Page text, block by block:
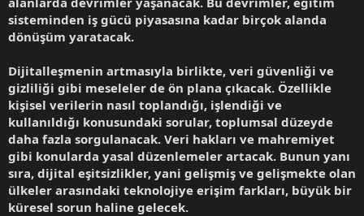
sisteminden iş gücü piyasasına kadar birçok alanda
dönüşüm yaratacak.
Dijitalleşmenin artmasıyla birlikte, veri güvenliği ve
gizliliği gibi meseleler de ön plana çıkacak. Özellikle
kişisel verilerin nasıl toplandığı, işlendiği ve
kullanıldığı konusundaki sorular, toplumsal düzeyde
daha fazla sorgulanacak. Veri hakları ve mahremiyet
gibi konularda yasal düzenlemeler artacak. Bunun yanı
sıra, dijital eşitsizlikler, yani gelişmiş ve gelişmekte olan
ülkeler arasındaki teknolojiye erişim farkları, büyük bir
küresel sorun haline gelecek.